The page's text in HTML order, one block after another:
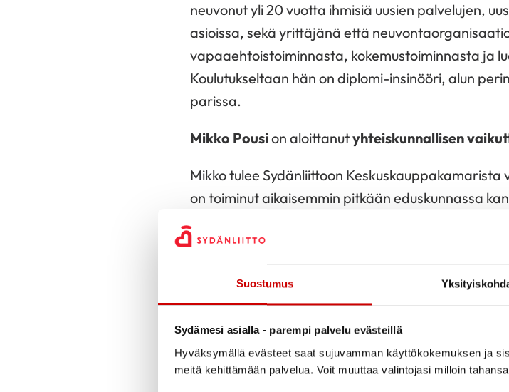
Suostumus
Sydämesi asialla - parempi palvelu evästeillä
Hyväksymällä evästeet saat sujuvamman käyttökokemuksen ja
meitä kehittämään palvelua. Voit muuttaa valintojasi milloin
neuvonut yli 20 vuotta ihmisiä uusien palvelujen,
asioissa, sekä yrittäjänä että
vapaaehtoistoiminnasta, kokemustoiminnasta ja
Koulutukseltaan hän on diplomi-insinööri, alun
parissa.
Mikko Pousion aloittanutyhteiskunnallisen
Mikko tulee Sydänliittoon
on toiminut aikaisemmin pitkään eduskunnassa
Marjo-Matikainen-Kallström ja Jaana Laitinen-
töitä. Koulutukseltaan hän on valtiotieteen
journalismia.
Mikko toteaa, että Sydänliiton laaja-alainen työ
sairastuneiden tukemisen eteen on tehnyt häneen
mahdollisuudesta käyttää kokemustaan ja
vaikuttamistyön kannalta erittäin tärkeä vuosi,